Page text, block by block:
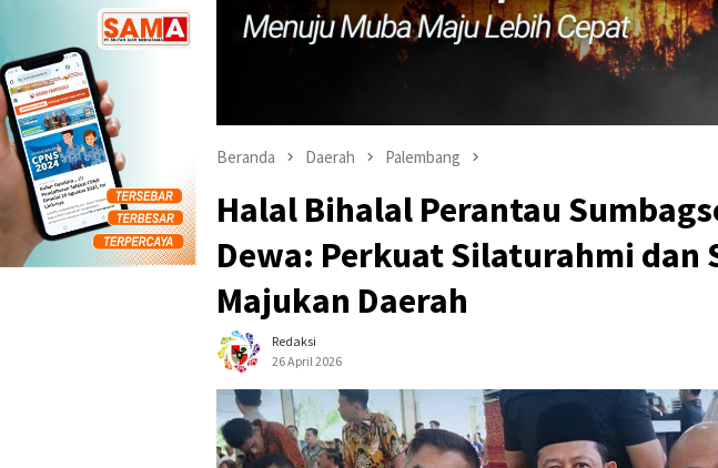
Beranda Daerah Palembang
Halal Bihalal Perantau
Dewa: Perkuat Silaturahmi dan
Majukan Daerah
Redaksi
26 April 2026